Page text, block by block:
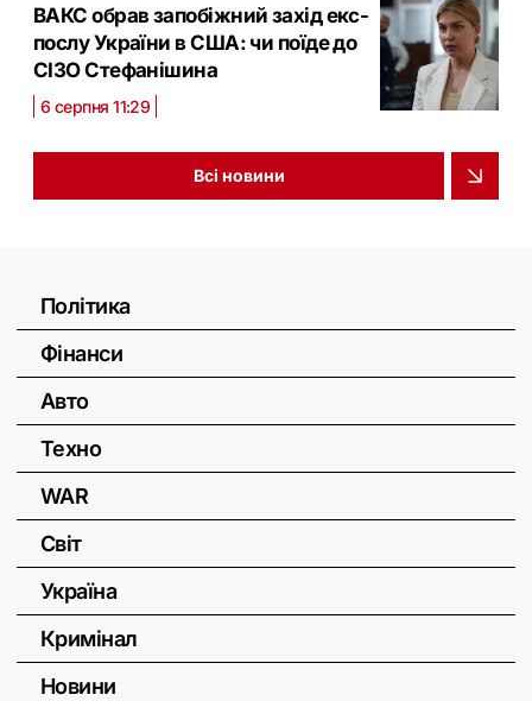
ВАКС обрав запобіжний захід екс-
послу України в США: чи поїде до
СІЗО Стефанішина
6 серпня 11:29
Всі новини
Політика
Фінанси
Авто
Техно
WAR
Світ
Україна
Кримінал
Новини